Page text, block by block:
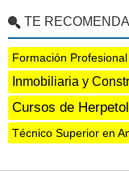
TE
Formación
Inmobiliaria y
Cursos de
Técnico Superior en